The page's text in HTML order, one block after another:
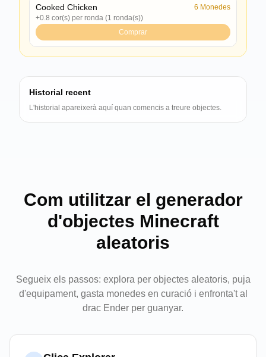
Cooked Chicken 6 Monedes
+0.8 cor(s) per ronda (1 ronda(s))
Comprar
Historial recent
L'historial apareixerà aquí quan comencis a treure objectes.
Com utilitzar el generador
d'objectes Minecraft
aleatoris
Segueix els passos: explora per objectes aleatoris, puja
d'equipament, gasta monedes en curació i enfronta't al
drac Ender per guanyar.